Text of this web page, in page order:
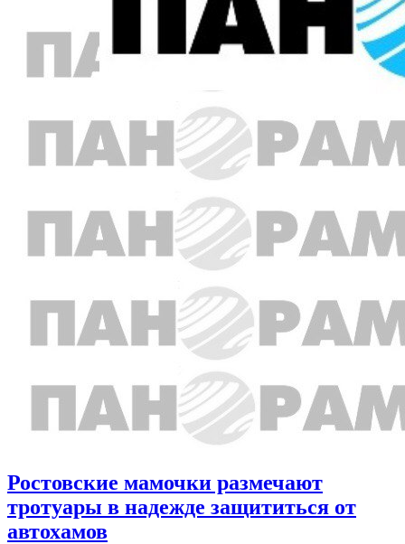
Ростовские мамочки размечают
тротуары в надежде защититься от
автохамов